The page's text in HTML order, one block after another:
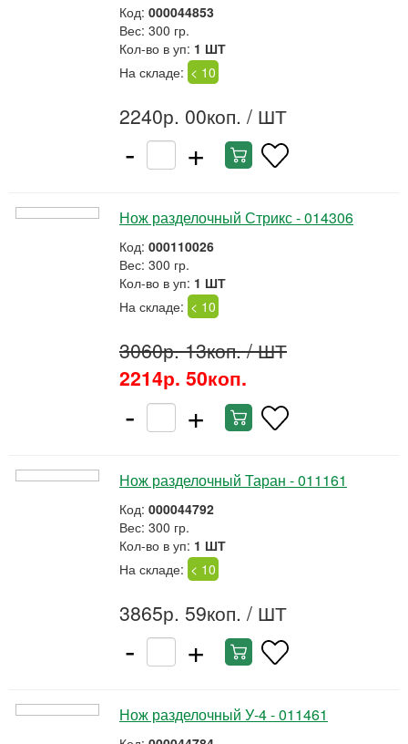
Код: 000044853
Вес: 300 гр.
Кол-во в уп: 1 ШТ
На складе: < 10
2240р. 00коп. / ШТ
- +
Нож разделочный Стрикс - 014306
Код: 000110026
Вес: 300 гр.
Кол-во в уп: 1 ШТ
На складе: < 10
3060р. 13коп./ ШТ
2214р. 50коп.
- +
Нож разделочный Таран - 011161
Код: 000044792
Вес: 300 гр.
Кол-во в уп: 1 ШТ
На складе: < 10
3865р. 59коп. / ШТ
- +
Нож разделочный У-4 - 011461